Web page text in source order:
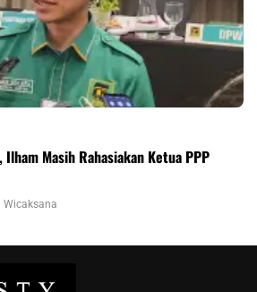
Ilham Masih Rahasiakan Ketua PPP
Wicaksana